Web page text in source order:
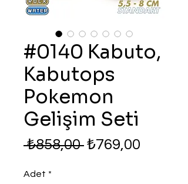
#0140 Kabuto,
Kabutops
Pokemon
Gelişim Seti
₺858,00 Normal
₺769,00
Adet *